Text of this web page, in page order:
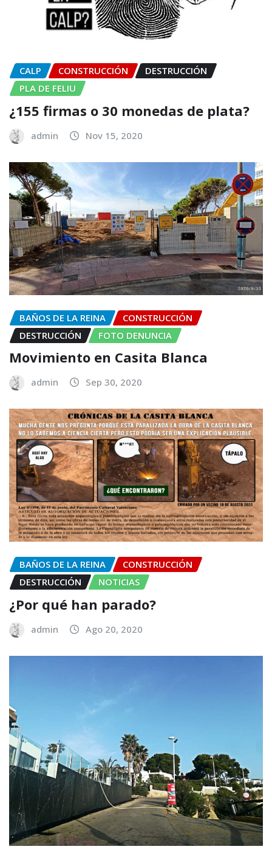
CALP CONSTRUCCIÓN
DESTRUCCIÓN
PLA DE FELIU
¿155 firmas o 30 monedas de plata?
admin Nov 15, 2020
BAÑOS DE LA REINA
CONSTRUCCIÓN
DESTRUCCIÓN
FOTO DENUNCIA
Movimiento en Casita Blanca
admin Sep 30, 2020
BAÑOS DE LA REINA
CONSTRUCCIÓN
DESTRUCCIÓN
NOTICIAS
¿Por qué han parado?
admin Ago 20, 2020